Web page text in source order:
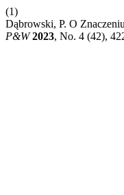
(1)
Dąbrowski, P. O
P&W 2023, No. 4 (42),